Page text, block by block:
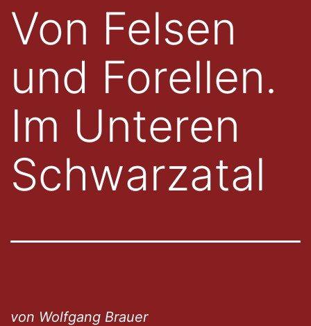
Von Felsen
und Forellen.
Im Unteren
Schwarzatal
von Wolfgang Brauer